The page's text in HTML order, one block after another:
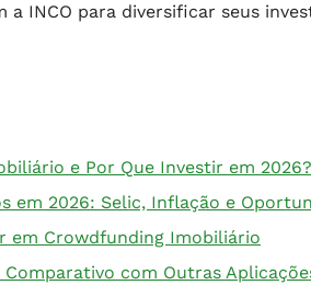
a INCO para diversificar seus
e Por Que Investir em 2026?
em 2026: Selic, Inflação e
em Crowdfunding Imobiliário
com Outras